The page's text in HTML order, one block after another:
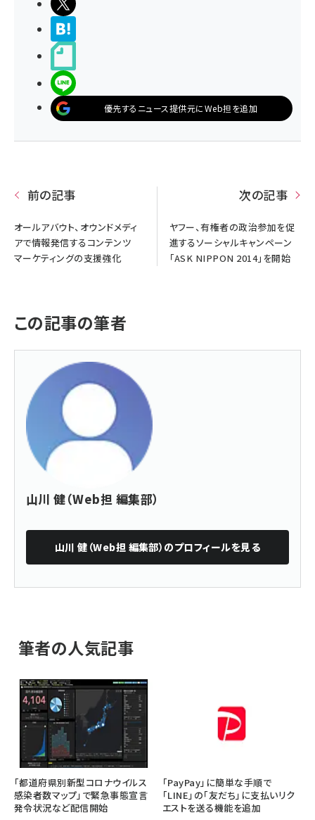
優先するニュース提供元にWeb担を追加
前の記事
オールアバウト、オウンドメディ
アで情報発信するコンテンツ
マーケティングの支援強化
次の記事
ヤフー、有権者の政治参加を促
進するソーシャルキャンペーン
「ASK NIPPON 2014」を開始
この記事の筆者
山川 健（Web担 編集部）
山川 健（Web担 編集部） のプロフィールを見る
筆者の人気記事
「都道府県別新型コロナウイルス
感染者数マップ」で緊急事態宣言
発令状況など配信開始
「PayPay」に簡単な手順で
「LINE」の「友だち」に支払いリク
エストを送る機能を追加